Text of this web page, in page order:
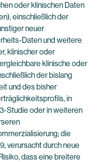
oder klinischen Daten
einschließlich der
neuer
Daten und weitere
klinischer oder
klinische oder
der bislang
und des bisher
in
Studie oder in weiteren
die
verursacht durch neue
dass eine breitere